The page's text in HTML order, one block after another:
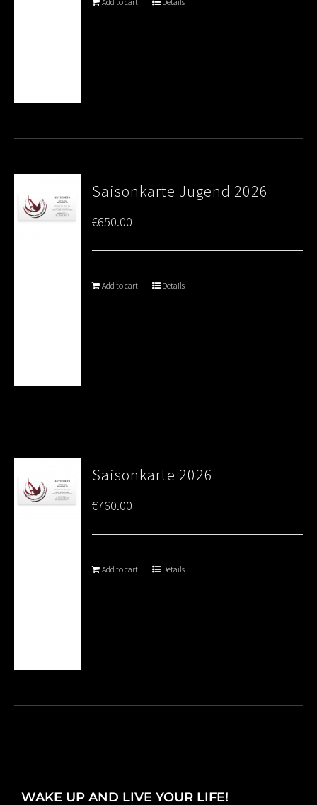
Saisonkarte Jugend 2026
€650.00
Add to cart Details
Saisonkarte 2026
€760.00
Add to cart Details
WAKE UP AND LIVE YOUR LIFE!